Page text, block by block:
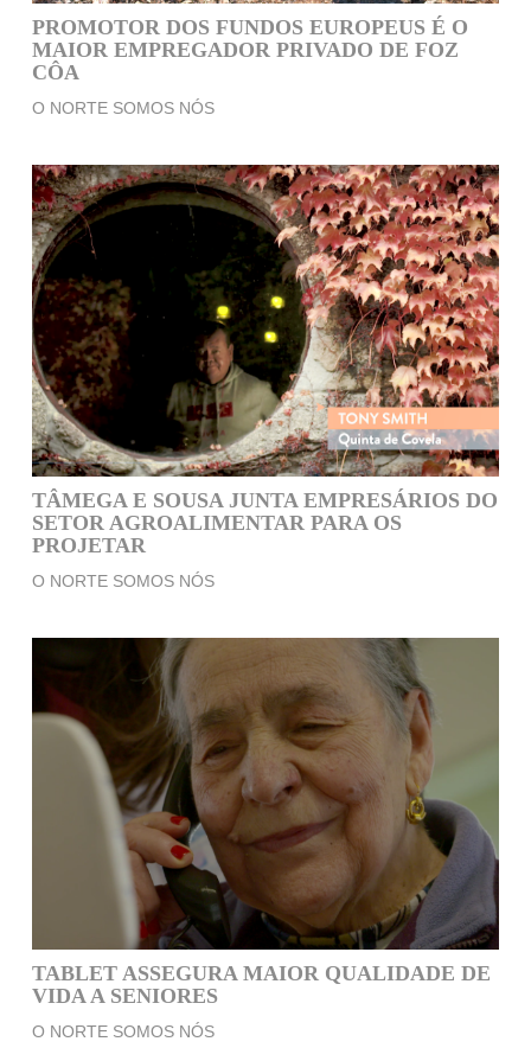
PROMOTOR DOS FUNDOS EUROPEUS É O
MAIOR EMPREGADOR PRIVADO DE FOZ
CÔA
O NORTE SOMOS NÓS
TÂMEGA E SOUSA JUNTA EMPRESÁRIOS DO
SETOR AGROALIMENTAR PARA OS
PROJETAR
O NORTE SOMOS NÓS
TABLET ASSEGURA MAIOR QUALIDADE DE
VIDA A SENIORES
O NORTE SOMOS NÓS